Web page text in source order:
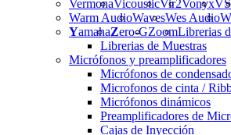
VermonaVicousticVir2Vonyx
Warm AudioWavesWes Audio
YamahaZero-GZoomLibrerias
Librerias de Muestras
Micrófonos y preamplificadores
Micrófonos de
Microfonos de cinta /
Micrófonos dinámicos
Preamplificadores de
Cajas de Inyección